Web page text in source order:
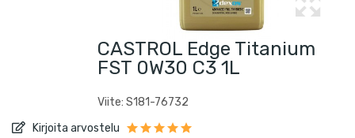
CASTROL Edge Titanium
FST 0W30 C3 1L
Viite: S181-76732
Kirjoita arvostelu